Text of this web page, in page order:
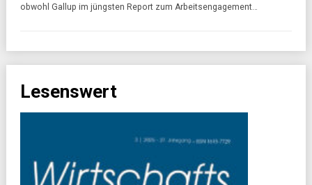
obwohl Gallup im jüngsten Report zum Arbeitsengagement…
Lesenswert